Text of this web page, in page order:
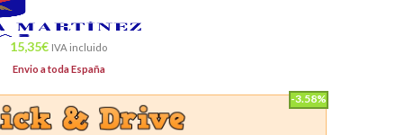
15,35€ IVA incluido
Envio a toda España
-3.58%